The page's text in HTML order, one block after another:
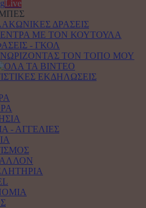
Live
ΔΡΑΣΕΙΣ
ΜΕ ΤΟΝ ΚΟΥΤΟΥΛΑ
- ΓΚΟΛ
ΤΟΝ ΤΟΠΟ ΜΟΥ
ΕΚΔΗΛΩΣΕΙΣ
- ΑΓΓΕΛΙΕΣ